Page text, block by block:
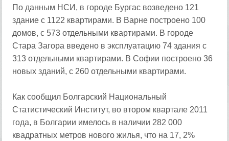
По данным НСИ, в городе Бургас возведено 121
здание с 1122 квартирами. В Варне построено 100
домов, с 573 отдельными квартирами. В городе
Стара Загора введено в эксплуатацию 74 здания с
313 отдельными квартирами. В Софии построено 36
новых зданий, с 260 отдельными квартирами.
Как сообщил Болгарский Национальный
Статистический Институт, во втором квартале 2011
года, в Болгарии имелось в наличии 282 000
квадратных метров нового жилья, что на 17, 2%